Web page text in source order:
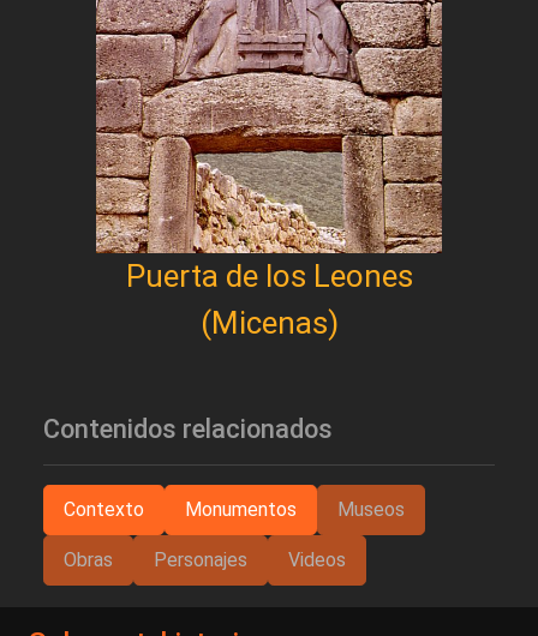
Puerta de los Leones
(Micenas)
Contenidos relacionados
Contexto Monumentos Museos
Obras Personajes Videos